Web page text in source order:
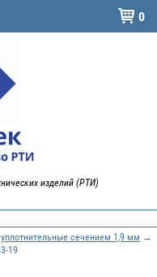
 0
изделий (РТИ)
сечением 1,9 мм →
19